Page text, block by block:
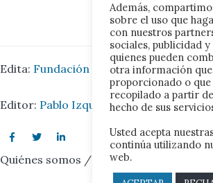
Edita: Fundación Iberoamérica Europa.
Editor: Pablo Izquierdo Juárez.
Quiénes somos / Contacto
Además,
sobre el uso que
con nuestros
sociales, publicidad
quienes pueden
otra información que
proporcionado o que
recopilado a partir
hecho de sus
Usted acepta
continúa utilizando
web.